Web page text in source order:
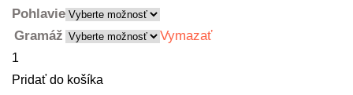
Pohlavie
Gramáž
Vymazať
množstvo
Polokošeľa
Pridať do košíka